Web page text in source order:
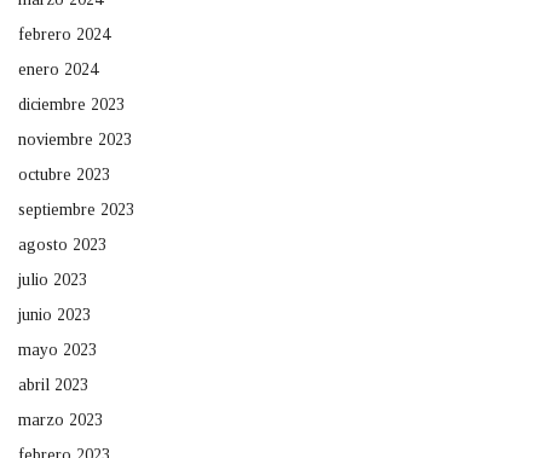
febrero 2024
enero 2024
diciembre 2023
noviembre 2023
octubre 2023
septiembre 2023
agosto 2023
julio 2023
junio 2023
mayo 2023
abril 2023
marzo 2023